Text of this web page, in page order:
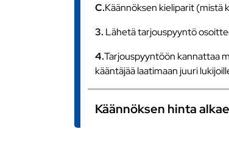
C.Käännöksen kieliparit (mistä
3. Lähetä tarjouspyyntö
4.Tarjouspyyntöön kannattaa
kääntäjää laatimaan juuri
Käännöksen hinta